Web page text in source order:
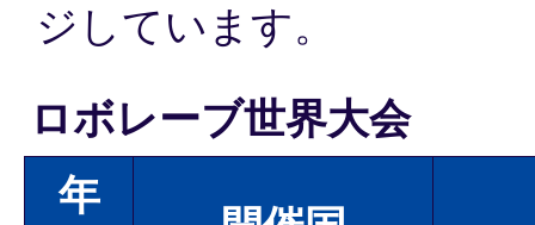
ジしています。
ロボレーブ世界大会
年